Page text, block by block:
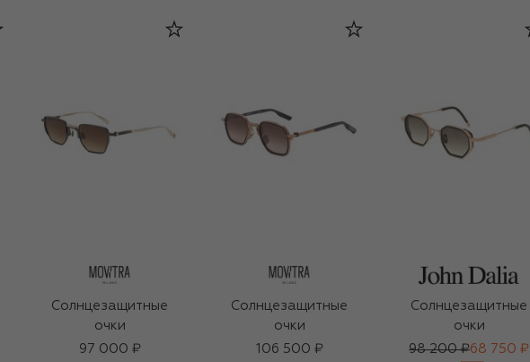
Солнцезащитные
очки
97 000 ₽
Солнцезащитные
очки
106 500 ₽
Солнцезащитные
очки
98 200 ₽68 750 ₽